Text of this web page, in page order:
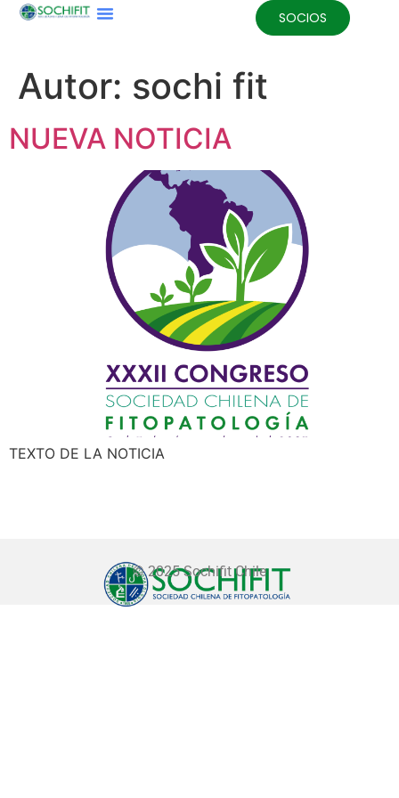
SOCIOS
Autor: sochi fit
NUEVA NOTICIA
TEXTO DE LA NOTICIA
© 2025 Sochifit Chile